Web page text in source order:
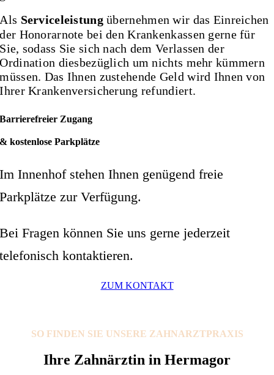
Als Serviceleistungübernehmen wir das Einreichen
der Honorarnote bei den Krankenkassen gerne für
Sie, sodass Sie sich nach dem Verlassen der
Ordination diesbezüglich um nichts mehr kümmern
müssen. Das Ihnen zustehende Geld wird Ihnen von
Ihrer Krankenversicherung refundiert.
Barrierefreier Zugang
& kostenlose Parkplätze
Im Innenhof stehen Ihnen genügend freie
Parkplätze zur Verfügung.
Bei Fragen können Sie uns gerne jederzeit
telefonisch kontaktieren.
ZUM KONTAKT
SO FINDEN SIE UNSERE ZAHNARZTPRAXIS
Ihre Zahnärztin in Hermagor